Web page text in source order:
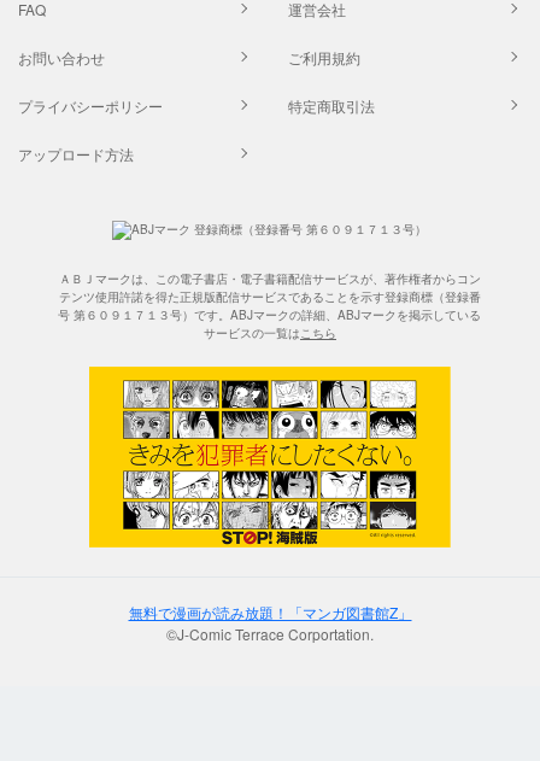
FAQ 運営会社
お問い合わせ ご利用規約
プライバシーポリシー 特定商取引法
アップロード方法
ＡＢＪマークは、この電子書店・電子書籍配信サービスが、著作権者からコン
テンツ使用許諾を得た正規版配信サービスであることを示す登録商標（登録番
号 第６０９１７１３号）です。ABJマークの詳細、ABJマークを掲示している
サービスの一覧はこちら
無料で漫画が読み放題！「マンガ図書館Z」
©J-Comic Terrace Corportation.